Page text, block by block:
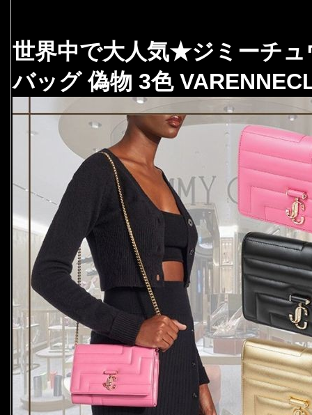
世界中で大人気★ジミーチ
バッグ 偽物 3色